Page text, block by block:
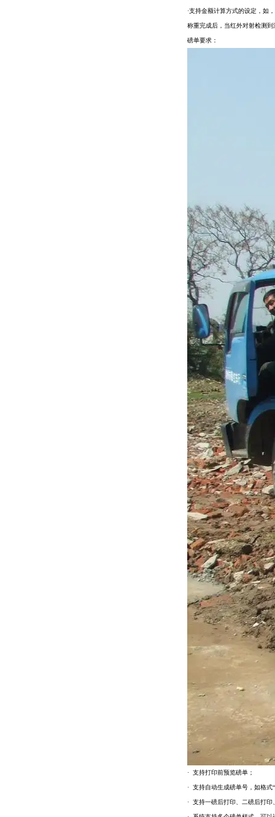
·支持金额计算方式的设定，如
称重完成后，当红外对射检测
磅单要求：
· 支持打印前预览磅单；
· 支持自动生成磅单号，如格式
· 支持一磅后打印、二磅后打